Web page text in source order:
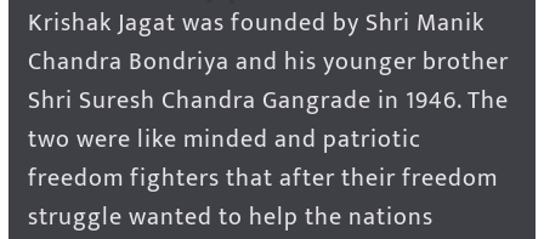
Krishak Jagat was founded by Shri Manik
Chandra Bondriya and his younger brother
Shri Suresh Chandra Gangrade in 1946. The
two were like minded and patriotic
freedom fighters that after their freedom
struggle wanted to help the nations